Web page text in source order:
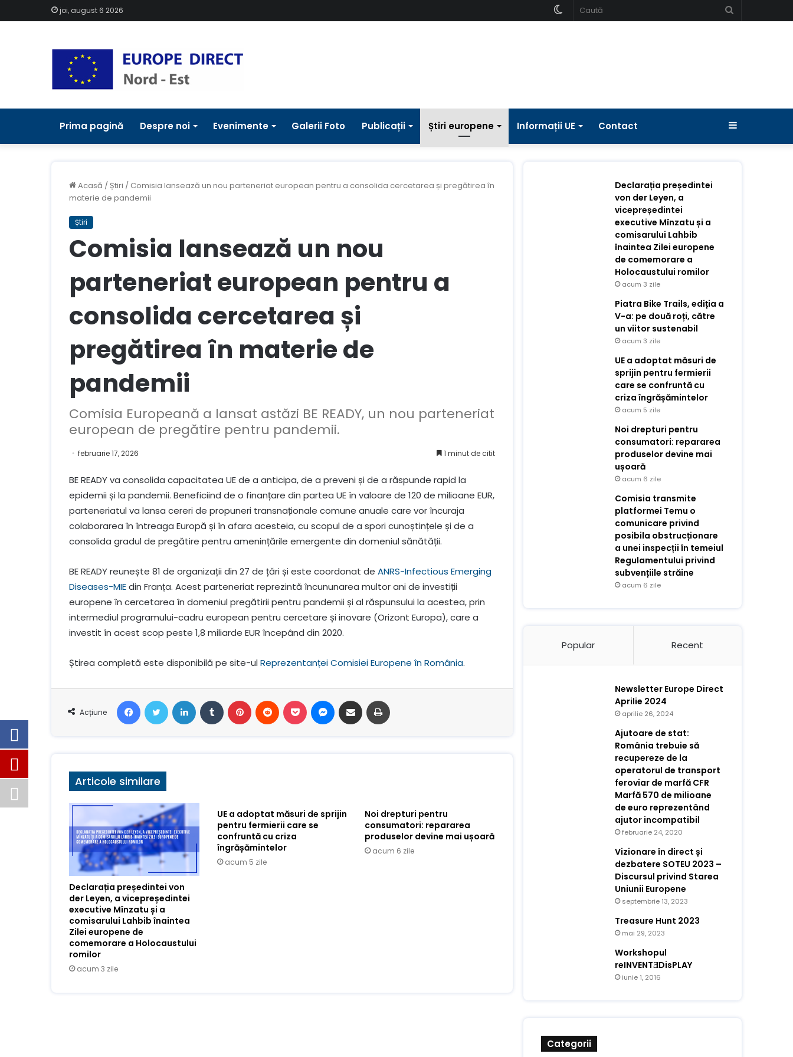
joi, august 6 2026
Schimbați
Prima pagină Despre noi Evenimente Galerii Foto Publicații Știri europene Informații UE Contact Bara
Acasă / Știri / Comisia lansează un nou parteneriat european pentru a consolida cercetarea și pregătirea în
materie de pandemii
Știri
Comisia lansează un nou
parteneriat european pentru a
consolida cercetarea și
pregătirea în materie de
pandemii
Comisia Europeană a lansat astăzi BE READY, un nou parteneriat
european de pregătire pentru pandemii.
februarie 17, 2026 1 minut de citit
BE READY va consolida capacitatea UE de a anticipa, de a preveni și de a răspunde rapid la
epidemii și la pandemii. Beneficiind de o finanțare din partea UE în valoare de 120 de milioane EUR,
parteneriatul va lansa cereri de propuneri transnaționale comune anuale care vor încuraja
colaborarea în întreaga Europă și în afara acesteia, cu scopul de a spori cunoștințele și de a
consolida gradul de pregătire pentru amenințările emergente din domeniul sănătății.
BE READY reunește 81 de organizații din 27 de țări și este coordonat de ANRS-Infectious Emerging
Diseases-MIEdin Franța. Acest parteneriat reprezintă încununarea multor ani de investiții
europene în cercetarea în domeniul pregătirii pentru pandemii și al răspunsului la acestea, prin
intermediul programului-cadru european pentru cercetare și inovare (Orizont Europa), care a
investit în acest scop peste 1,8 miliarde EUR începând din 2020.
Știrea completă este disponibilă pe site-ulReprezentanței Comisiei Europene în România.
Acțiune
FacebookStare de nervozitateLinkedIn Tumblr Pinterest Reddit Buzunar Mesager Distribuie prin e-mail
Articole similare
Declarația președintei von
der Leyen, a vicepreședintei
executive Mînzatu și a
comisarului Lahbib înaintea
Zilei europene de
comemorare a Holocaustului
romilor
acum 3 zile
UE a adoptat măsuri de sprijin
pentru fermierii care se
confruntă cu criza
îngrășămintelor
acum 5 zile
Noi drepturi pentru
consumatori: repararea
produselor devine mai ușoară
acum 6 zile
Declarația președintei
von der Leyen, a
vicepreședintei
executive Mînzatu și a
comisarului Lahbib
înaintea Zilei europene
de comemorare a
Holocaustului romilor
acum 3 zile
Piatra Bike Trails, ediția a
V-a: pe două roți, către
un viitor sustenabil
acum 3 zile
UE a adoptat măsuri de
sprijin pentru fermierii
care se confruntă cu
criza îngrășămintelor
acum 5 zile
Noi drepturi pentru
consumatori: repararea
produselor devine mai
ușoară
acum 6 zile
Comisia transmite
platformei Temu o
comunicare privind
posibila obstrucționare
a unei inspecții în temeiul
Regulamentului privind
subvențiile străine
acum 6 zile
Popular Recent
Newsletter Europe Direct
Aprilie 2024
aprilie 26, 2024
Ajutoare de stat:
România trebuie să
recupereze de la
operatorul de transport
feroviar de marfă CFR
Marfă 570 de milioane
de euro reprezentând
ajutor incompatibil
februarie 24, 2020
Vizionare în direct și
dezbatere SOTEU 2023 –
Discursul privind Starea
Uniunii Europene
septembrie 13, 2023
Treasure Hunt 2023
mai 29, 2023
Workshopul
reINVENTƎDisPLAY
iunie 1, 2016
Categorii